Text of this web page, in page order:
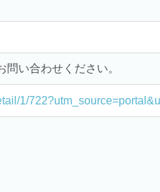
い合わせください。
1/